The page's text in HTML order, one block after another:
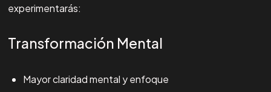
experimentarás:
Transformación Mental
Mayor claridad mental y enfoque